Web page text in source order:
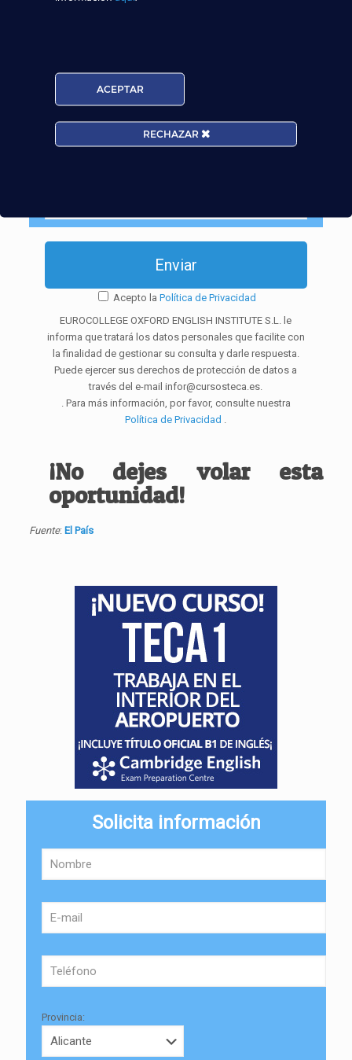
Provincia:
Acepto la Política de Privacidad
EUROCOLLEGE OXFORD ENGLISH INSTITUTE S.L. le
informa que tratará los datos personales que facilite con
la finalidad de gestionar su consulta y darle respuesta.
Puede ejercer sus derechos de protección de datos a
través del e-mail infor@cursosteca.es.
. Para más información, por favor, consulte nuestra
Política de Privacidad .
¡No dejes volaresta
oportunidad!
Fuente: El País
Solicita información
Provincia:
ACEPTAR
RECHAZAR